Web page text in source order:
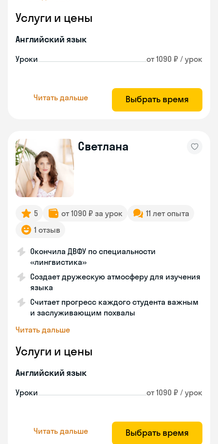
Услуги и цены
Английский язык
Уроки от 1090 ₽ / урок
Читать дальше Выбрать время
Светлана
5 от 1090 ₽ за урок
11 лет опыта
1 отзыв
Окончила ДВФУ по специальности
«лингвистика»
Создает дружескую атмосферу для изучения
языка
Считает прогресс каждого студента важным
и заслуживающим похвалы
Читать дальше
Услуги и цены
Английский язык
Уроки от 1090 ₽ / урок
Читать дальше Выбрать время